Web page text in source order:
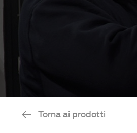
Torna ai prodotti